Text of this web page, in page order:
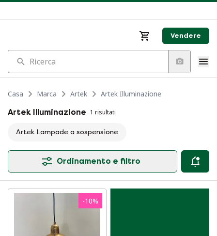
Vendere
Ricerca
Casa Marca Artek
Artek Illuminazione
Artek Illuminazione 1 risultati
Artek Lampade a sospensione
Ordinamento e filtro
-10%